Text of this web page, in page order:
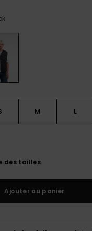
aux
les plus
formulaire
Consulter
la FAQ
M L
des tailles
Ajouter au panier